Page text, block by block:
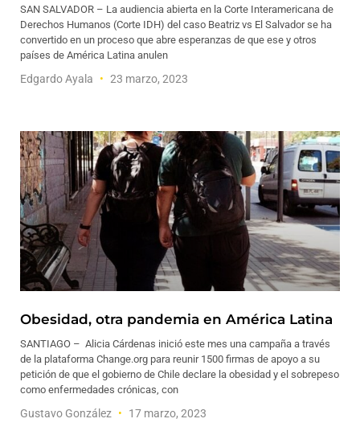
SAN SALVADOR – La audiencia abierta en la Corte Interamericana de
Derechos Humanos (Corte IDH) del caso Beatriz vs El Salvador se ha
convertido en un proceso que abre esperanzas de que ese y otros
países de América Latina anulen
Edgardo Ayala 23 marzo, 2023
Obesidad, otra pandemia en América Latina
SANTIAGO – Alicia Cárdenas inició este mes una campaña a través
de la plataforma Change.org para reunir 1500 firmas de apoyo a su
petición de que el gobierno de Chile declare la obesidad y el sobrepeso
como enfermedades crónicas, con
Gustavo González 17 marzo, 2023